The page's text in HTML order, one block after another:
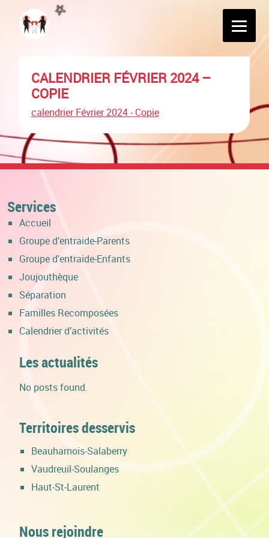
CALENDRIER FÉVRIER 2024 –
COPIE
calendrier Février 2024 - Copie
Services
Accueil
Groupe d’entraide-Parents
Groupe d’entraide-Enfants
Joujouthèque
Séparation
Familles Recomposées
Calendrier d’activités
Les actualités
No posts found.
Territoires desservis
Beauharnois-Salaberry
Vaudreuil-Soulanges
Haut-St-Laurent
Nous rejoindre